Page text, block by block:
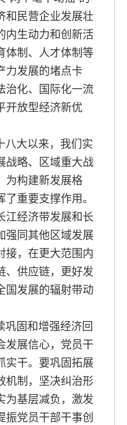
和民营企业发展壮
内生动力和创新活
体制、人才体制等
力发展的堵点卡
治化、国际化一流
开放型经济新优
大以来，我们实
战略、区域重大战
为构建新发展格
重要支撑作用。
江经济带发展和长
强同其他区域发展
接，在更大范围内
、供应链，更好发
国发展的辐射带动
固和增强经济回
发展信心，党员干
实干。要巩固拓展
机制，坚决纠治形
为基层减负，激发
振党员干部干事创